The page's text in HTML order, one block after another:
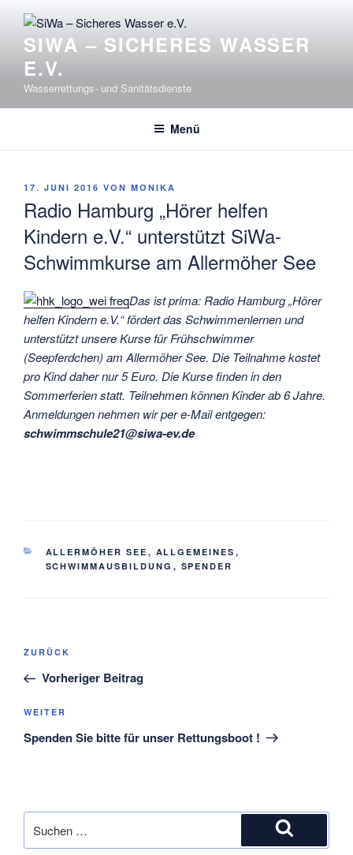
Inhalt
springenSIWA – SICHERES WASSER
E.V.
Wasserrettungs- und Sanitätsdienste
Menü
VERÖFFENTLICHT
17. JUNI 2016 VON MONIKA
Radio Hamburg „Hörer helfen
Kindern e.V.“ unterstützt SiWa-
Schwimmkurse am Allermöher See
Das ist prima: Radio Hamburg „Hörer
helfen Kindern e.V.“ fördert das Schwimmenlernen und
unterstützt unsere Kurse für Frühschwimmer
(Seepferdchen) am Allermöher See. Die Teilnahme kostet
pro Kind daher nur 5 Euro. Die Kurse finden in den
Sommerferien statt. Teilnehmen können Kinder ab 6 Jahre.
Anmeldungen nehmen wir per e-Mail entgegen:
schwimmschule21@siwa-ev.de
KATEGORIEN
ALLERMÖHER SEE , ALLGEMEINES ,
SCHWIMMAUSBILDUNG , SPENDER
Beitragsnavigation
Vorheriger
Beitrag
ZURÜCK
Vorheriger Beitrag
Nächster
Beitrag
WEITER
Spenden Sie bitte für unser Rettungsboot !
nach:
Suchen